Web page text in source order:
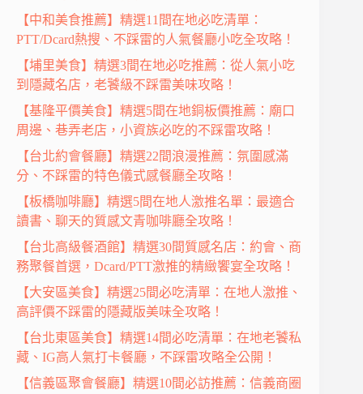
【中和美食推薦】精選11間在地必吃清單：
PTT/Dcard熱搜、不踩雷的人氣餐廳小吃全攻略！
【埔里美食】精選3間在地必吃推薦：從人氣小吃
到隱藏名店，老饕級不踩雷美味攻略！
【基隆平價美食】精選5間在地銅板價推薦：廟口
周邊、巷弄老店，小資族必吃的不踩雷攻略！
【台北約會餐廳】精選22間浪漫推薦：氛圍感滿
分、不踩雷的特色儀式感餐廳全攻略！
【板橋咖啡廳】精選5間在地人激推名單：最適合
讀書、聊天的質感文青咖啡廳全攻略！
【台北高級餐酒館】精選30間質感名店：約會、商
務聚餐首選，Dcard/PTT激推的精緻饗宴全攻略！
【大安區美食】精選25間必吃清單：在地人激推、
高評價不踩雷的隱藏版美味全攻略！
【台北東區美食】精選14間必吃清單：在地老饕私
藏、IG高人氣打卡餐廳，不踩雷攻略全公開！
【信義區聚會餐廳】精選10間必訪推薦：信義商圈